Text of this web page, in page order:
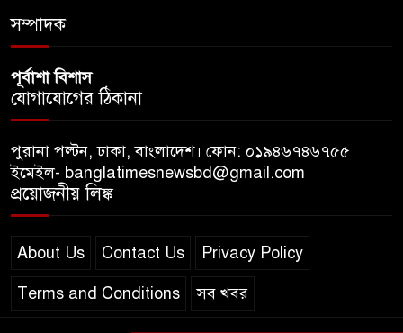
সম্পাদক
পূর্বাশা বিশাস
যোগাযোগের ঠিকানা
পুরানা পল্টন, ঢাকা, বাংলাদেশ। ফোন: ০১৯৪৬৭৪৬৭৫৫
ইমেইল- banglatimesnewsbd@gmail.com
প্রয়োজনীয় লিঙ্ক
About Us Contact Us Privacy Policy
Terms and Conditions সব খবর